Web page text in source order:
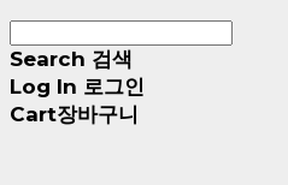
Search 검색
Log In 로그인
Cart장바구니